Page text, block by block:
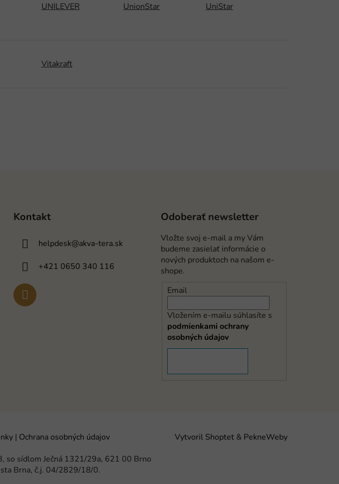
UNILEVER UnionStar
UniStar
Vitakraft
Kontakt
helpdesk@akva-tera.sk
+421 0650 340 116
Odoberať newsletter
Vložte svoj e-mail a my Vám
budeme zasielať informácie o
nových produktoch na našom e-
shope.
Email
Vložením e-mailu súhlasíte s
podmienkami ochrany
osobných údajov
Vytvoril Shoptet & PekneWeby
| Ochrana osobných údajov
so sídlom Ječná 1321/29a, 621 00 Brno
Brna, č.j. 04/2829/18/0.